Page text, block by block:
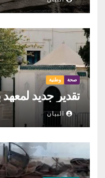
صحة وطنية
تقدير جديد لمعهد
البيان